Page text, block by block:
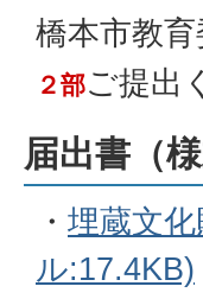
橋本市教
２部ご提出
届出書（様
・ 埋蔵文
ル:17.4KB)